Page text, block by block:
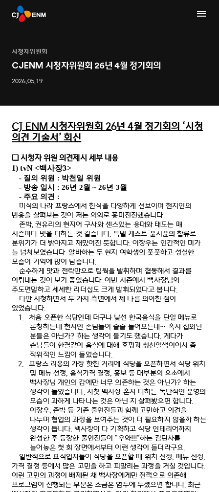
시청자위원회
CJENM 시청자위원회 26년 4월 정기회의
2026.05.19
CJ ENM 시청자위원회 26년4월 정기회의 ‘시청
의견 기술서’회신
❑ 시청자 위원 의견제시 세부 내용
1) tvN <백사장3>
- 질의 위원 : 박천일 위원
- 방송 일시 : 26년 2월 ~ 26년 3월
- 주요 의견 :
미식의 나라 프랑스에서 한식을 다양하게 선보이며 현지인의
반응을 살펴보는 것이 저는 의외로 흥미진진했습니다.
존박,권유리의 현지어 구사와 센스있는 응대와 태도는 매
시즌마다 빛을 더하는 것 같습니다. 특별 게스트 윤시윤의 합류로
분위기가 더 밝아지고 재밌어진 듯합니다. 이장우는 인간적인 미가
늘 넘쳐보였습니다.알바하는 두 현지 여학생의 풋풋하고 성실한
모습이 기억에 많이 남습니다.
순수하게 맛과 전략만으로 팀웍을 발휘하며 협동해서 결과를
이뤄내는 것이 보기 좋았습니다.이번 시즌에서 백사장님의
주도면밀하고 세세한 리더십도 크게 발휘되었다고 봅니다.
다만 시청하면서 두 가지 측면에서 제 나름 의아한 점이
있었습니다.
1.
처음 오픈한 식당인데 더구나 낯선 한국음식을 단일 메뉴로
론칭하는데 현지인 손님들이 술술 들어오는데… 혹시 섭외된
분들은 아닌가? 하는 생각이 들기도 했습니다. 게다가
손님들이 한결같이 음식에 대해 호평과 칭찬일색이어서 좀
작위적인 느낌이 들었습니다.
2.
프랑스 리옹의 가장 핫한 거리에 식당을 오픈하면서 식당 위치
및 메뉴 선정, 음식가격 결정, 홍보 등 대부분의 요소에서
백사장님 개인의 감에만 너무 의존하는 것은 아닌가?하는
생각이 들었습니다. 자칫 백사장 혼자 다하는 독단적인 운영의
모습이 과하게 나타나는 것은 아닌 지 살펴봤으면 합니다.
이장우, 존박 등 기존 출연진들과 함께 고민하고 의견을
나누며 협업의 과정을 보여주는 것이 더 필요하지 않을까 하는
생각이 듭니다. 백사장이 다 기획하고 식당 인테리어까지
완성한 후 등장한 출연진들이“우와!!!”하는 감탄사를
늘어놓은 첫 회 장면에서부터 이런 생각이 들더라구요.
일반적으로 요식업자들이 식당을 오픈할 때 위치 선정, 메뉴 선정,
가격 결정 등에서 많은 고민을 하고 피말리는 과정을 거칠 것입니다.
이런 고민의 과정이 배제된 채 백사장에게만 전적으로 의존해
프로그램이 진행되는 부분은 조금은 염두에 두셨으면 합니다.최근